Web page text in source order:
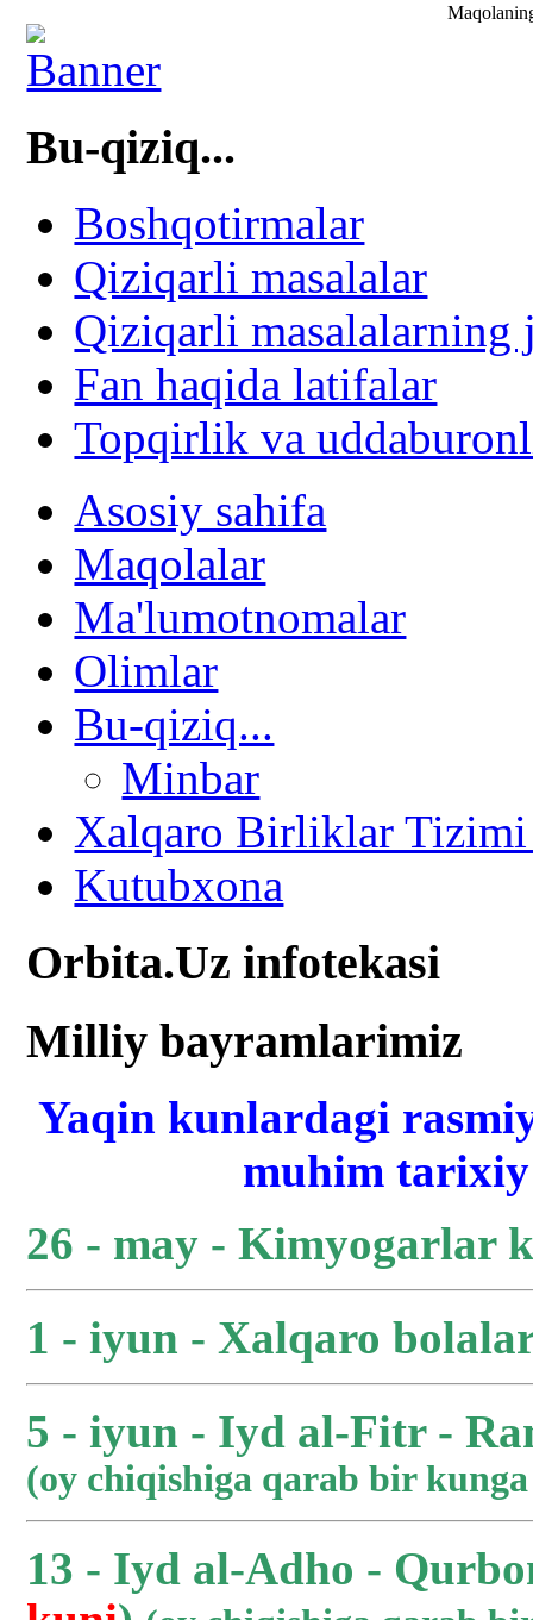
Bu-qiziq...
Boshqotirmalar
Qiziqarli masalalar
Qiziqarli masalalarning
Fan haqida latifalar
Topqirlik va
Asosiy sahifa
Maqolalar
Ma'lumotnomalar
Olimlar
Bu-qiziq...
Minbar
Xalqaro Birliklar
Kutubxona
Orbita.Uz infotekasi
Milliy bayramlarimiz
Yaqin kunlardagi
muhim
26 - may - Kimyogarlar
1 - iyun - Xalqaro
5 - iyun - Iyd al-Fitr -
(oy chiqishiga qarab bir
13 - Iyd al-Adho -